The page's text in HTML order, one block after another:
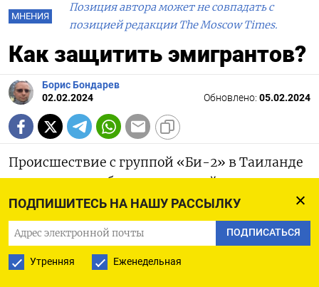
ПОДПИШИТЕСЬ НА НАШУ РАССЫЛКУ
ПОДПИСАТЬСЯ
Утренняя Еженедельная
МНЕНИЯ
Позиция автора может не совпадать с
позицией редакции The Moscow Times.
Как защитить эмигрантов?
Борис Бондарев
02.02.2024
Обновлено: 05.02.2024
Происшествие с группой «Би-2» в Таиланде
высветило проблему, о которой говорили
уже давно, а именно вопрос правовой
незащищенности российских эмигрантов.
Эта проблема возникла после массовой
эмиграции из России из-за войны в Украине